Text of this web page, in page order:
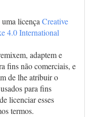
licença Creative
4.0 International
adaptem e
fins não comerciais, e
de lhe atribuir o
para fins
licenciar esses
termos.